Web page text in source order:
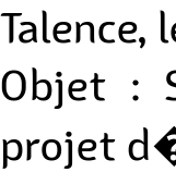
Talence,
Objet :
projet